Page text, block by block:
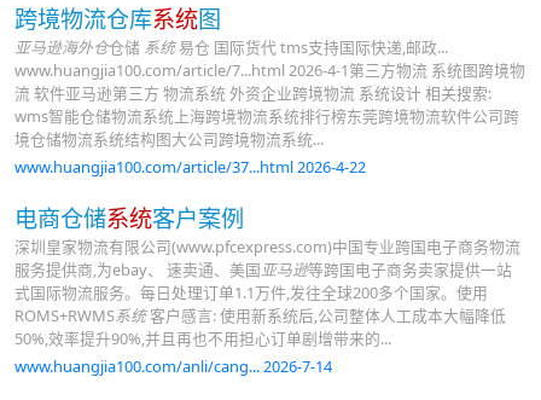
跨境物流仓库系统图
亚马逊海外仓仓储 系统易仓 国际货代 tms支持国际快递,邮政...
www.huangjia100.com/article/7...html 2026-4-1第三方物流 系统图跨境物
流 软件亚马逊第三方 物流系统 外资企业跨境物流 系统设计 相关搜索:
wms智能仓储物流系统上海跨境物流系统排行榜东莞跨境物流软件公司跨
境仓储物流系统结构图大公司跨境物流系统...
www.huangjia100.com/article/37...html 2026-4-22
电商仓储系统客户案例
深圳皇家物流有限公司(www.pfcexpress.com)中国专业跨国电子商务物流
服务提供商,为ebay、 速卖通、美国亚马逊等跨国电子商务卖家提供一站
式国际物流服务。每日处理订单1.1万件,发往全球200多个国家。使用
ROMS+RWMS系统客户感言: 使用新系统后,公司整体人工成本大幅降低
50%,效率提升90%,并且再也不用担心订单剧增带来的...
www.huangjia100.com/anli/cang... 2026-7-14